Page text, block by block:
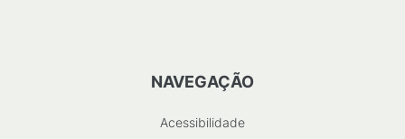
NAVEGAÇÃO
Acessibilidade